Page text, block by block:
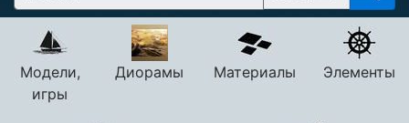
Модели,
игры
Диорамы Материалы Элементы